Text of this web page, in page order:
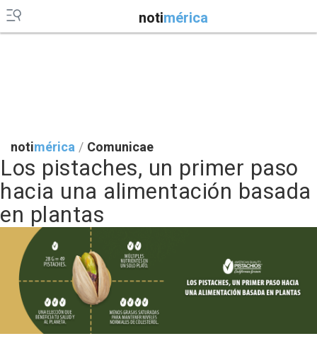
notimérica
notimérica/ Comunicae
Los pistaches, un primer paso
hacia una alimentación basada
en plantas